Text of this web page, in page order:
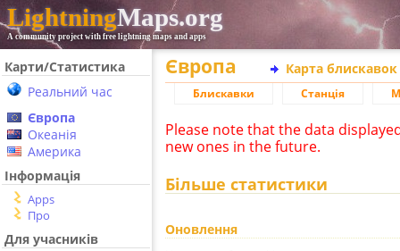
LightningMaps.org
A community project with free lightning maps and apps
Карти/Статистика
Реальний час
Європа
Океанія
Америка
Інформація
Apps
Про
Для учасників
Європа Карта
Блискавки Станція
Please note that the data
new ones in the future.
Більше статистики
Оновлення